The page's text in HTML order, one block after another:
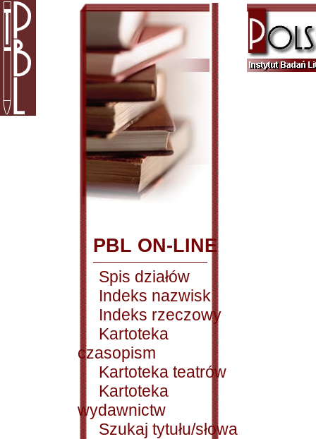
PBL ON-LINE
Spis działów
Indeks nazwisk
Indeks rzeczowy
Kartoteka
czasopism
Kartoteka teatrów
Kartoteka
wydawnictw
Szukaj tytułu/słowa